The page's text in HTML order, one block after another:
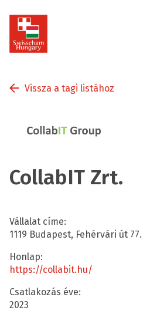
Vissza a tagi listához
CollabIT Zrt.
Vállalat címe:
1119 Budapest, Fehérvári út 77.
Honlap:
https://collabit.hu/
Csatlakozás éve:
2023